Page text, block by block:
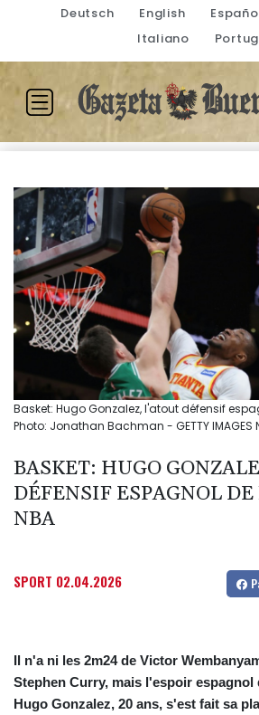
Deutsch English
Italiano
Basket: Hugo Gonzalez, l'atout défensif
Photo: Jonathan Bachman - GETTY IMAGES
BASKET: HUGO
DÉFENSIF ESPAGNOL
NBA
SPORT 02.04.2026
Il n'a ni les 2m24 de Victor
Stephen Curry, mais l'espoir
Hugo Gonzalez, 20 ans, s'est fait sa